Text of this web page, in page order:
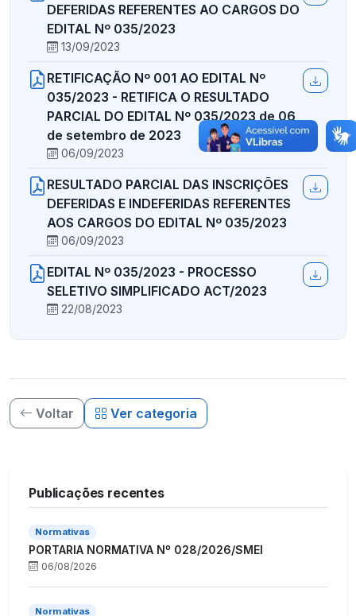
DEFERIDAS REFERENTES AO CARGOS DO
EDITAL Nº 035/2023
13/09/2023
RETIFICAÇÃO Nº 001 AO EDITAL Nº
035/2023 - RETIFICA O RESULTADO
PARCIAL DO EDITAL Nº 035/2023 de 06
de setembro de 2023
06/09/2023
RESULTADO PARCIAL DAS INSCRIÇÕES
DEFERIDAS E INDEFERIDAS REFERENTES
AOS CARGOS DO EDITAL Nº 035/2023
06/09/2023
EDITAL Nº 035/2023 - PROCESSO
SELETIVO SIMPLIFICADO ACT/2023
22/08/2023
Voltar Ver categoria
Publicações recentes
Normativas
PORTARIA NORMATIVA Nº 028/2026/SMEI
06/08/2026
Normativas